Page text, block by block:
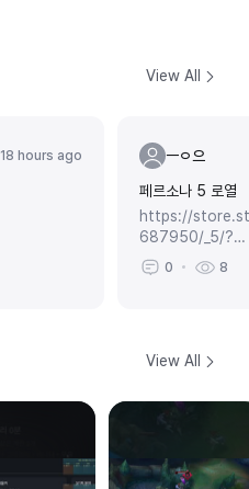
View All
18 hours ago
ㅡㅇ으
페르소나 5 로열
https://
687950/_5/?
0 8
View All